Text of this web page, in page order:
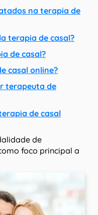
na terapia de
terapia de casal?
de casal?
casal online?
terapeuta de
de casal
de
foco principal a